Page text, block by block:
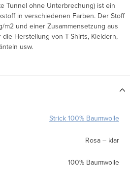
Tunnel ohne Unterbrechung) ist ein
in verschiedenen Farben. Der Stoff
m2 und einer Zusammensetzung aus
Herstellung von T-Shirts, Kleidern,
usw.
Strick 100% Baumwolle
Rosa – klar
100% Baumwolle